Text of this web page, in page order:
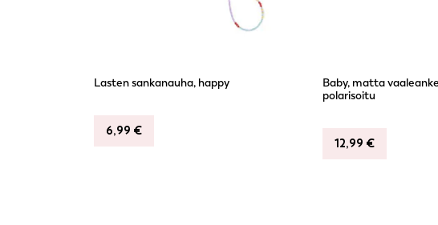
Lasten sankanauha, happy
6,99 €
Baby, matta
polarisoitu
12,99 €